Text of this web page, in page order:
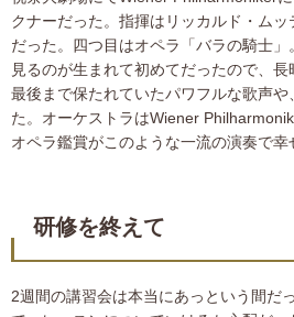
クナーだった。指揮はリッカルド・ム
だった。四つ目はオペラ「バラの騎士
見るのが生まれて初めてだったので、長
最後まで保たれていたパワフルな歌声
た。オーケストラはWiener
オペラ鑑賞がこのような一流の演奏で幸
研修を終えて
2週間の講習会は本当にあっという間だ